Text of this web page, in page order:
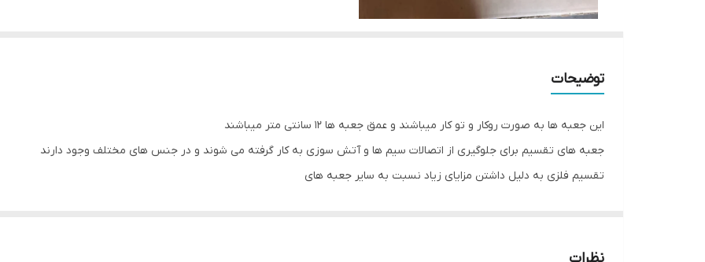
توضیحات
این جعبه ها به صورت روکار و تو کار میباشند و عمق جعبه ها 12 سانتی متر میباشند
جعبه های تقسیم برای جلوگیری از اتصالات سیم ها و آتش سوزی به کار گرفته می شوند و در جنس های مختلف وجود دارند
تقسيم فلزی به دلیل داشتن مزایای زیاد نسبت به سایر جعبه های
نظرات